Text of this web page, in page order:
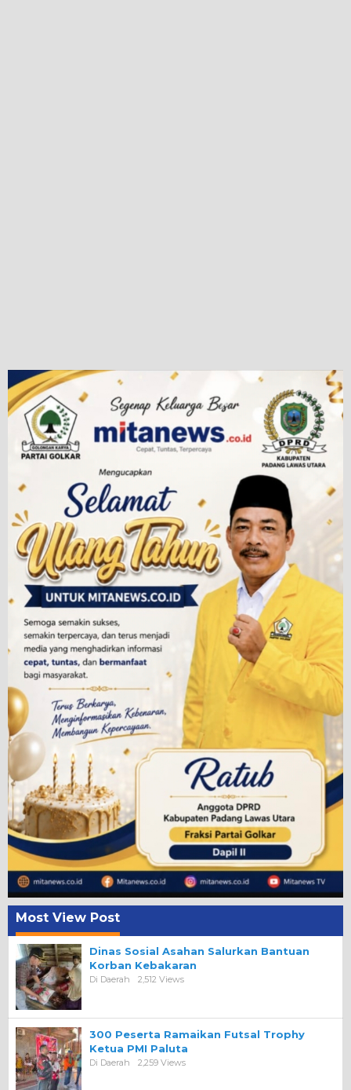
Most View Post
Dinas Sosial Asahan Salurkan Bantuan
Korban Kebakaran
Di Daerah 2,512 Views
300 Peserta Ramaikan Futsal Trophy
Ketua PMI Paluta
Di Daerah 2,259 Views